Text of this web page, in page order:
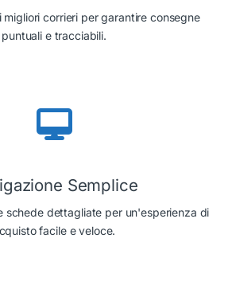
migliori corrieri per garantire consegne
puntuali e tracciabili.
Semplice
schede dettagliate per un'esperienza di
facile e veloce.